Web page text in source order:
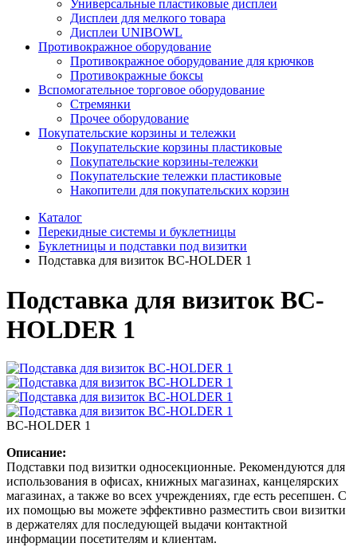
Универсальные пластиковые дисплеи
Дисплеи для мелкого товара
Дисплеи UNIBOWL
Противокражное оборудование
Противокражное оборудование для крючков
Противокражные боксы
Вспомогательное торговое оборудование
Стремянки
Прочее оборудование
Покупательские корзины и тележки
Покупательские корзины пластиковые
Покупательские корзины-тележки
Покупательские тележки пластиковые
Накопители для покупательских корзин
Каталог
Перекидные системы и буклетницы
Буклетницы и подставки под визитки
Подставка для визиток BC-HOLDER 1
Подставка для визиток BC-
HOLDER 1
BC-HOLDER 1
Описание:
Подставки под визитки односекционные. Рекомендуются для
использования в офисах, книжных магазинах, канцелярских
магазинах, а также во всех учреждениях, где есть ресепшен. С
их помощью вы можете эффективно разместить свои визитки
в держателях для последующей выдачи контактной
информации посетителям и клиентам.